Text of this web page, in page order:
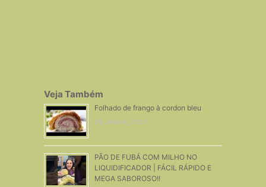
Veja Também
Folhado de frango à cordon bleu
28 Janeiro, 2020
PÃO DE FUBÁ COM MILHO NO
LIQUIDIFICADOR | FÁCIL RÁPIDO E
MEGA SABOROSO!!